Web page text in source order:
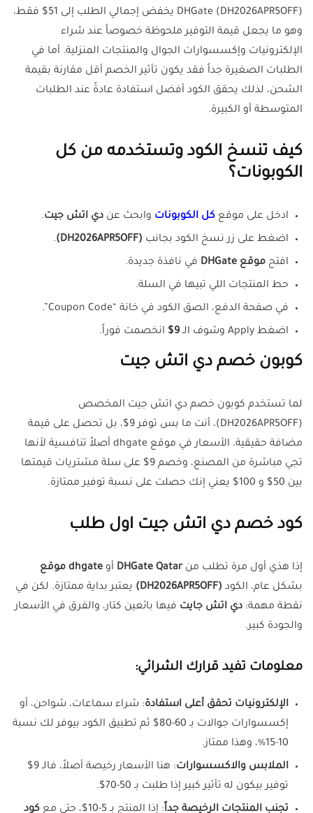
DHGate (DH2026APR5OFF) يخفض إجمالي الطلب إلى 51$ فقط،
وهو ما يجعل قيمة التوفير ملحوظة خصوصاً عند شراء
الإلكترونيات وإكسسوارات الجوال والمنتجات المنزلية. أما في
الطلبات الصغيرة جداً فقد يكون تأثير الخصم أقل مقارنة بقيمة
الشحن، لذلك يحقق الكود أفضل استفادة عادةً عند الطلبات
المتوسطة أو الكبيرة.
كيف تنسخ الكود وتستخدمه من كل
الكوبونات؟
ادخل على موقع كل الكوبونات وابحث عن دي اتش جيت.
اضغط على زر نسخ الكود بجانب (DH2026APR5OFF)
.
افتح موقع DHGate في نافذة جديدة.
حط المنتجات اللي تبيها في السلة.
في صفحة الدفع، الصق الكود في خانة “Coupon Code”.
اضغط Apply وشوف الـ 9$ انخصمت فوراً.
كوبون خصم دي اتش جيت
لما تستخدم كوبون خصم دي اتش جيت المخصص
(DH2026APR5OFF)، أنت ما بس توفر 9$، بل تحصل على قيمة
مضافة حقيقية. الأسعار في موقع dhgate أصلاً تنافسية لأنها
تجي مباشرة من المصنع، وخصم 9$ على سلة مشتريات قيمتها
بين 50$ و 100$ يعني إنك حصلت على نسبة توفير ممتازة.
كود خصم دي اتش جيت اول طلب
إذا هذي أول مرة تطلب منDHGate Qatar أو dhgate موقع
بشكل عام، الكود (DH2026APR5OFF)
يعتبر بداية ممتازة. لكن في
نقطة مهمة: دي اتش جايت فيها بائعين كتار، والفرق في الأسعار
والجودة كبير.
معلومات تفيد قرارك الشرائي:
الإلكترونيات تحقق أعلى استفادة: شراء سماعات، شواحن، أو
إكسسوارات جوالات بـ 60-80$ ثم تطبيق الكود بيوفر لك نسبة
10-15%، وهذا ممتاز.
الملابس والاكسسوارات
: هنا الأسعار رخيصة أصلاً، فالـ 9$
توفير بيكون له تأثير كبير إذا طلبت بـ 50-70$.
تجنب المنتجات الرخيصة جداً: إذا المنتج بـ 5-10$، حتى مع كود